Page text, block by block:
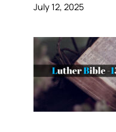
July 12, 2025